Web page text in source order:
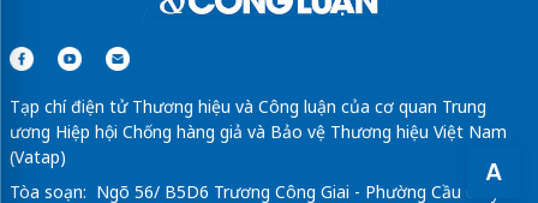
A
Tạp chí điện tử Thương hiệu và Công luận của cơ quan Trung
ương Hiệp hội Chống hàng giả và Bảo vệ Thương hiệu Việt Nam
(Vatap)
Tòa soạn: Ngõ 56/ B5D6 Trương Công Giai - Phường Cầu Giấy -